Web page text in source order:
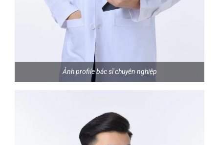
Ảnh profile bác sĩ chuyên nghiệp